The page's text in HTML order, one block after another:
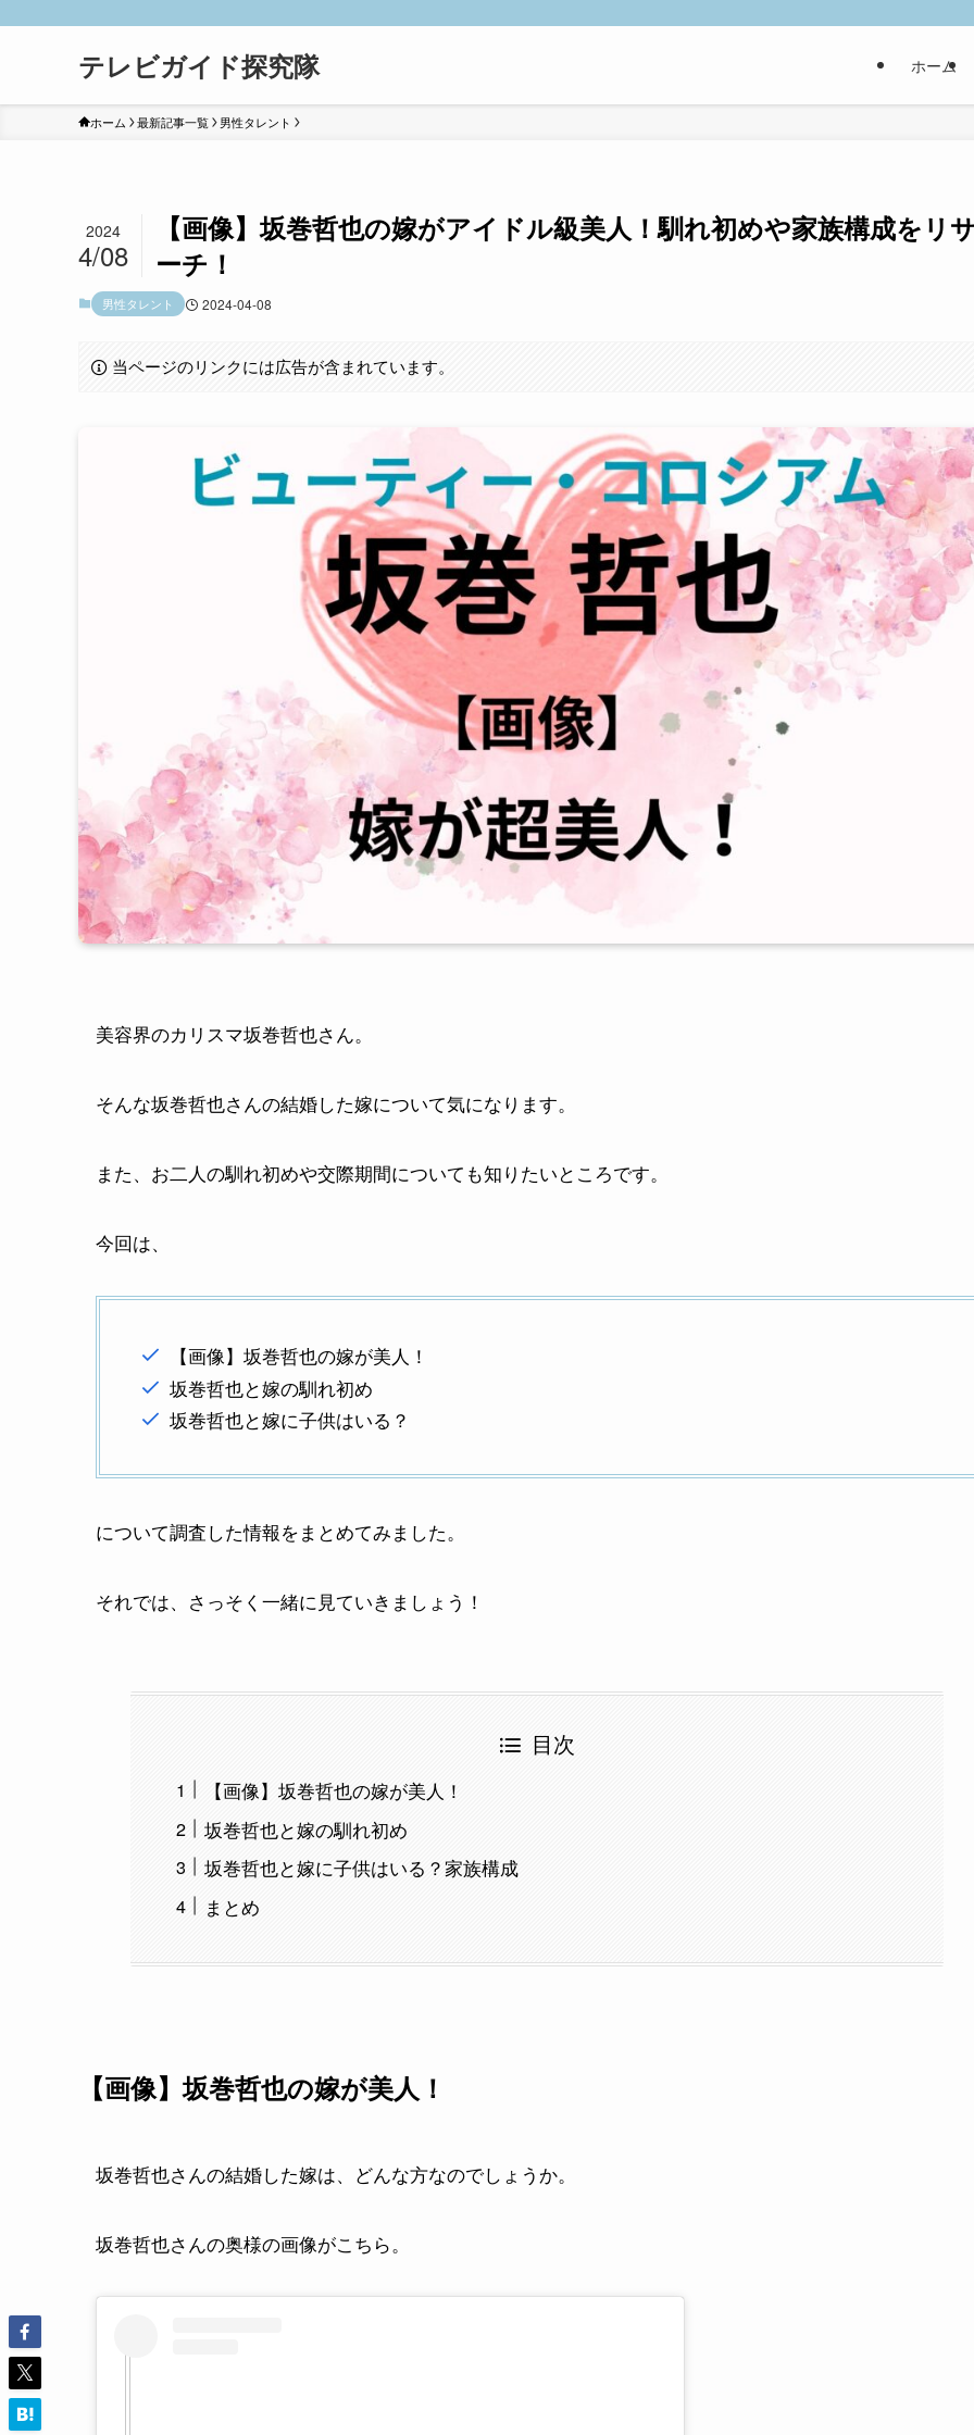
テレビガイド探究隊 ホーム
ホーム 最新記事一覧 男性タレント
【画像】坂巻哲也の嫁がアイドル級美人！馴れ初めや家族構成をリ
ーチ！
2024
4/08
男性タレント 2024-04-08
当ページのリンクには広告が含まれています。
美容界のカリスマ坂巻哲也さん。
そんな坂巻哲也さんの結婚した嫁について気になります。
また、お二人の馴れ初めや交際期間についても知りたいところです。
今回は、
【画像】坂巻哲也の嫁が美人！
坂巻哲也と嫁の馴れ初め
坂巻哲也と嫁に子供はいる？
について調査した情報をまとめてみました。
それでは、さっそく一緒に見ていきましょう！
目次
【画像】坂巻哲也の嫁が美人！
坂巻哲也と嫁の馴れ初め
坂巻哲也と嫁に子供はいる？家族構成
まとめ
【画像】坂巻哲也の嫁が美人！
坂巻哲也さんの結婚した嫁は、どんな方なのでしょうか。
坂巻哲也さんの奥様の画像がこちら。